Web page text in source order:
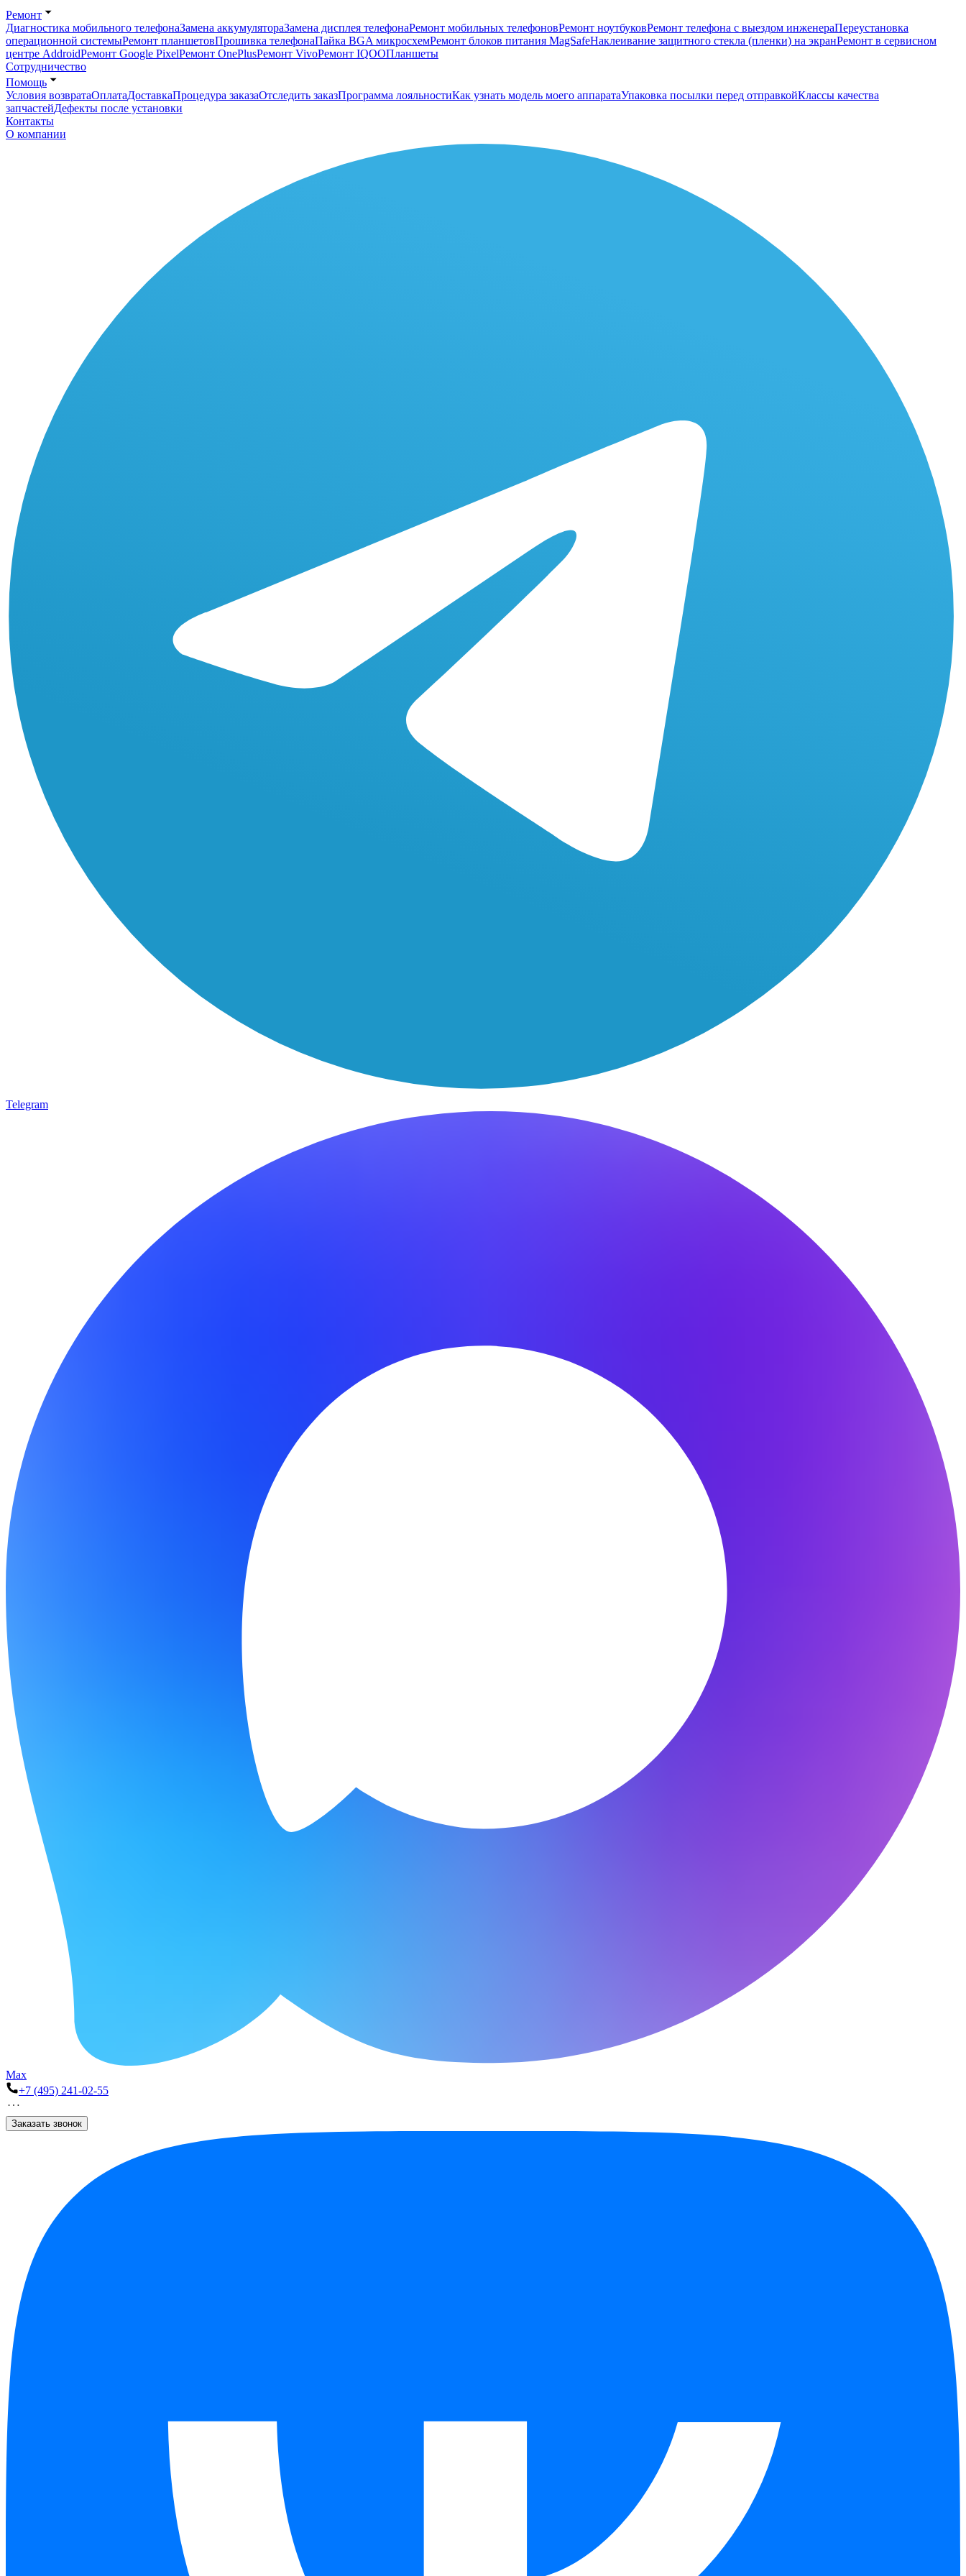
Ремонт
Диагностика мобильного телефонаЗамена аккумулятораЗамена дисплея телефонаРемонт мобильных телефоновРемонт ноутбуковРемонт телефона с выездом инженераПереустановка
операционной системыРемонт планшетовПрошивка телефонаПайка BGA микросхемРемонт блоков питания MagSafeНаклеивание защитного стекла (пленки) на экранРемонт в сервисном
центре AddroidРемонт Google PixelРемонт OnePlusРемонт VivoРемонт IQOOПланшеты
Сотрудничество
Помощь
Условия возвратаОплатаДоставкаПроцедура заказаОтследить заказПрограмма лояльностиКак узнать модель моего аппаратаУпаковка посылки перед отправкойКлассы качества
запчастейДефекты после установки
Контакты
О компании
Telegram
Max
+7 (495) 241-02-55
Заказать звонок